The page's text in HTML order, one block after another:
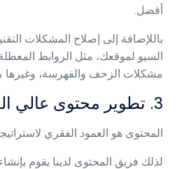
أفضل.
باللإضافة إلى إصلاح المشكلات
السيو لموقعك، مثل الروابط
مشكلات الزحف والفهرسة، وغيرها
3. تطوير محتوى عالي الجودة
المحتوى هو العمود الفقري
لذلك فريق المحتوى لدينا يقوم